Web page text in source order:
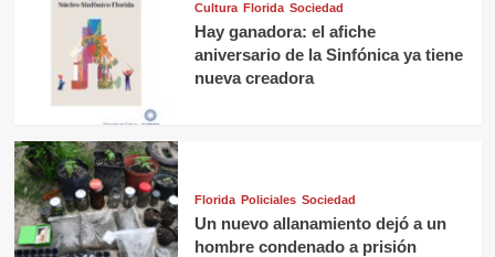
Cultura Florida Sociedad
Hay ganadora: el afiche
aniversario de la Sinfónica ya tiene
nueva creadora
Florida Policiales Sociedad
Un nuevo allanamiento dejó a un
hombre condenado a prisión